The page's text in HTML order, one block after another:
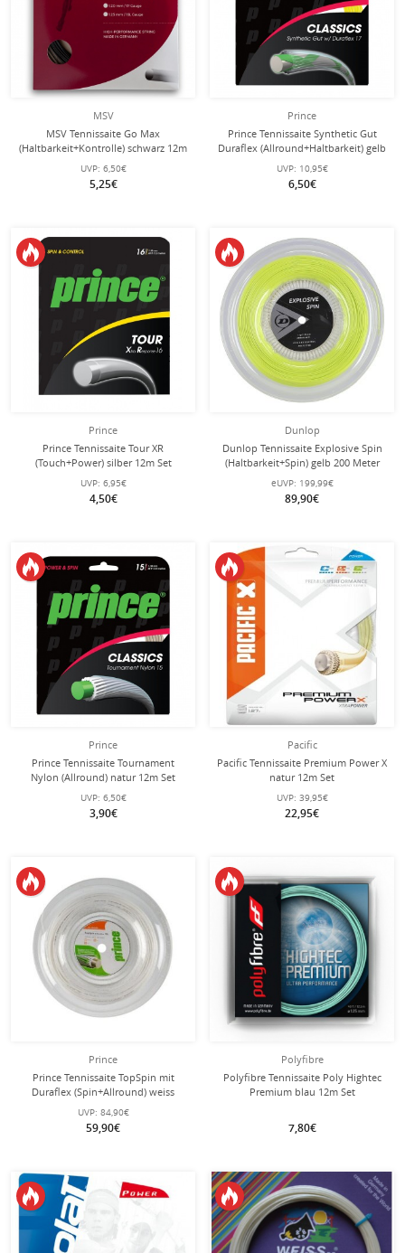
MSV
MSV Tennissaite Go Max
(Haltbarkeit+Kontrolle) schwarz 12m
Set
UVP: 6,50€
5,25€
Prince
Prince Tennissaite Synthetic Gut
Duraflex (Allround+Haltbarkeit) gelb
12m Set
UVP: 10,95€
6,50€
Prince
Prince Tennissaite Tour XR
(Touch+Power) silber 12m Set
UVP: 6,95€
4,50€
Dunlop
Dunlop Tennissaite Explosive Spin
(Haltbarkeit+Spin) gelb 200 Meter
Rolle
eUVP: 199,99€
89,90€
Prince
Prince Tennissaite Tournament
Nylon (Allround) natur 12m Set
UVP: 6,50€
3,90€
Pacific
Pacific Tennissaite Premium Power X
natur 12m Set
UVP: 39,95€
22,95€
Prince
Prince Tennissaite TopSpin mit
Duraflex (Spin+Allround) weiss
100m Rolle
UVP: 84,90€
59,90€
Polyfibre
Polyfibre Tennissaite Poly Hightec
Premium blau 12m Set
7,80€